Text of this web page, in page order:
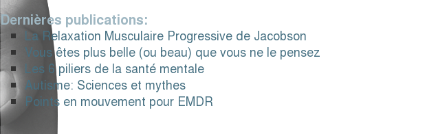
Dernières publications:
La Relaxation Musculaire Progressive de Jacobson
Vous êtes plus belle (ou beau) que vous ne le pensez
Les 6 piliers de la santé mentale
Autisme: Sciences et mythes
Points en mouvement pour EMDR